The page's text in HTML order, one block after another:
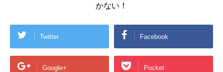
かない！
Twitter Facebook
Google+ Pocket